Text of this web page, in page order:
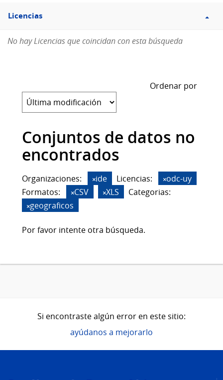
Filtro
Licencias
Licencias
No hay Licencias que coincidan con esta búsqueda
Ordenar por
Conjuntos de datos no
encontrados
Organizaciones: ide Licencias:
odc-uy
Formatos:
CSV XLS
Categorias:
geograficos
Por favor intente otra búsqueda.
Si encontraste algún error en este sitio:
ayúdanos a mejorarlo